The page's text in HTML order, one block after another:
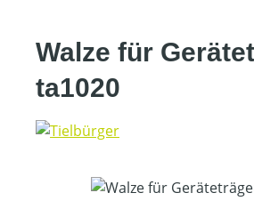
Walze für
ta1020
Bildergalerie überspringen